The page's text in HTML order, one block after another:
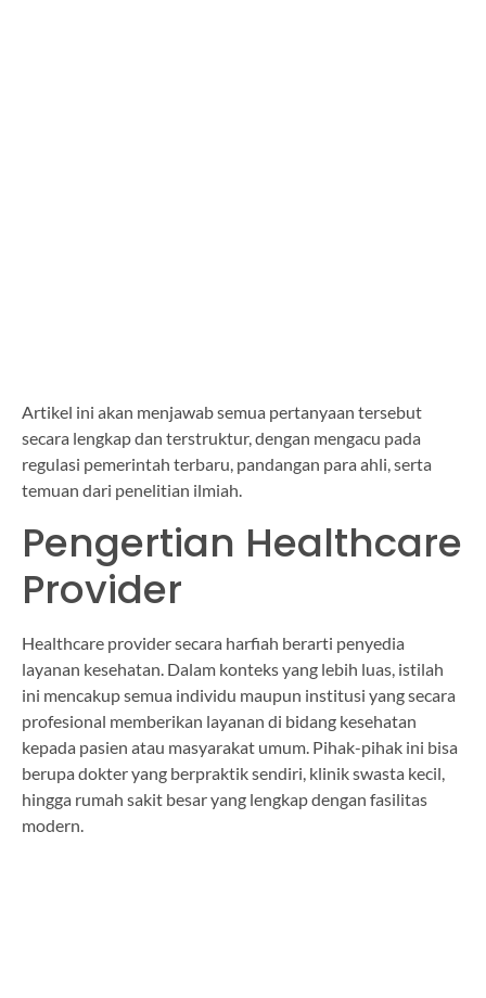
Artikel ini akan menjawab semua pertanyaan tersebut
secara lengkap dan terstruktur, dengan mengacu pada
regulasi pemerintah terbaru, pandangan para ahli, serta
temuan dari penelitian ilmiah.
Pengertian Healthcare
Provider
Healthcare provider secara harfiah berarti penyedia
layanan kesehatan. Dalam konteks yang lebih luas, istilah
ini mencakup semua individu maupun institusi yang secara
profesional memberikan layanan di bidang kesehatan
kepada pasien atau masyarakat umum. Pihak-pihak ini bisa
berupa dokter yang berpraktik sendiri, klinik swasta kecil,
hingga rumah sakit besar yang lengkap dengan fasilitas
modern.